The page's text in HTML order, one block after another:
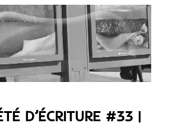
D’ÉCRITURE #33 |